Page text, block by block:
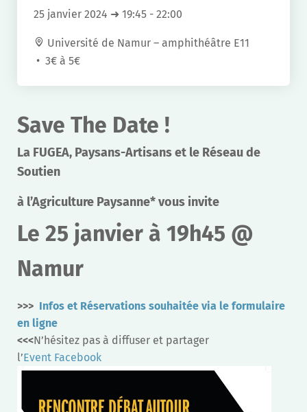
25 janvier 2024 ➜ 19:45 - 22:00
Université de Namur – amphithéâtre E11
3€ à 5€
Save The Date !
La FUGEA, Paysans-Artisans et le Réseau de
Soutien
à l’Agriculture Paysanne* vous invite
Le 25 janvier à 19h45 @
Namur
>>> Infos et Réservations souhaitée via le formulaire
en ligne
<<<N’hésitez pas à diffuser et partager
l’Event Facebook